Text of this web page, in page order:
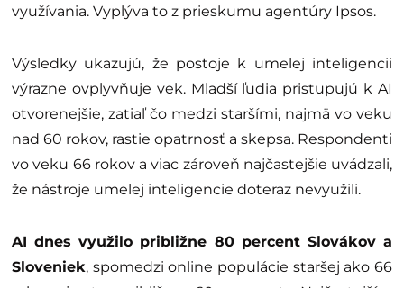
využívania. Vyplýva to z prieskumu agentúry Ipsos.
Výsledky ukazujú, že postoje k umelej inteligencii
výrazne ovplyvňuje vek. Mladší ľudia pristupujú k AI
otvorenejšie, zatiaľ čo medzi staršími, najmä vo veku
nad 60 rokov, rastie opatrnosť a skepsa. Respondenti
vo veku 66 rokov a viac zároveň najčastejšie uvádzali,
že nástroje umelej inteligencie doteraz nevyužili.
AI dnes využilo približne 80 percent Slovákov a
Sloveniek, spomedzi online populácie staršej ako 66